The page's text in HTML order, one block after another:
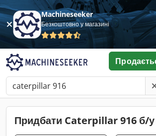
Machineseeker
Безкоштовно у магазині
Придбати Caterpillar 916 б/у